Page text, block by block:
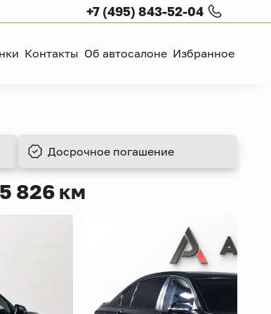
+7 (495) 843-52-04
Контакты Об автосалоне Избранное
Досрочное погашение
826 км